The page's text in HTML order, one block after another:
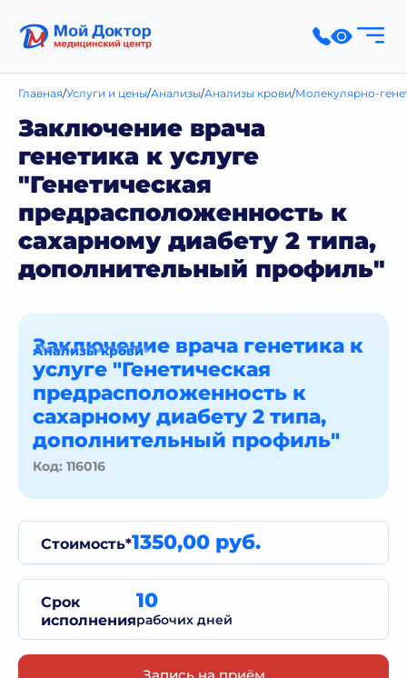
Главная Услуги и цены Анализы Анализы крови Молекулярно-
Заключение врача
генетика к услуге
"Генетическая
предрасположенность к
сахарному диабету 2 типа,
дополнительный профиль"
Заключение врача генетика к
услуге "Генетическая
предрасположенность к
сахарному диабету 2 типа,
дополнительный профиль"
Код: 116016
Анализы крови
Стоимость*1350,00 руб.
Срок
исполнения
10
рабочих дней
Запись на приём